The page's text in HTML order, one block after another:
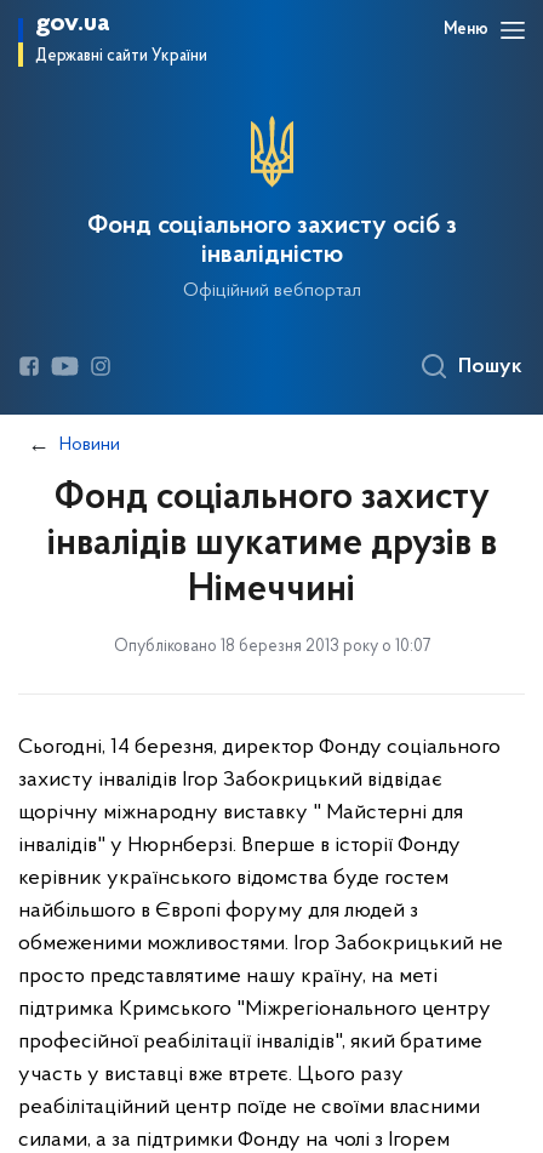
gov.ua
Державні сайти України
Меню
Фонд соціального захисту осіб з
інвалідністю
Офіційний вебпортал
Пошук
Новини
Фонд соціального захисту
інвалідів шукатиме друзів в
Німеччині
Опубліковано 18 березня 2013 року о 10:07
Сьогодні, 14 березня, директор Фонду соціального
захисту інвалідів Ігор Забокрицький відвідає
щорічну міжнародну виставку " Майстерні для
інвалідів" у Нюрнберзі. Вперше в історії Фонду
керівник українського відомства буде гостем
найбільшого в Європі форуму для людей з
обмеженими можливостями. Ігор Забокрицький не
просто представлятиме нашу країну, на меті
підтримка Кримського "Міжрегіонального центру
професійної реабілітації інвалідів", який братиме
участь у виставці вже втретє. Цього разу
реабілітаційний центр поїде не своїми власними
силами, а за підтримки Фонду на чолі з Ігорем